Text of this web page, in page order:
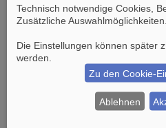
Brücke für
Antworten:5
Technisch notwendige Cookies,
Zusätzliche Auswahlmöglichkeiten
Die Einstellungen können später
werden.
Zu den Cookie-
Ablehnen